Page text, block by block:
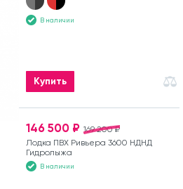
В наличии
Купить
169 200 ₽
146 500 ₽
Лодка ПВХ Ривьера 3600 НДНД
Гидролыжа
В наличии